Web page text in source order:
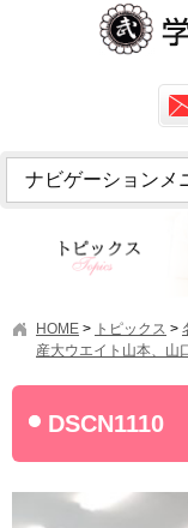
ナビゲーションメ
アクセス
情報公開
学園ニュース
オープンキャンパス
HOME > トピックス >
産大ウエイト山本、山
DSCN1110